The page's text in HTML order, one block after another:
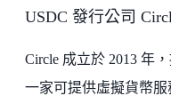
USDC 發行公司
Circle 成立於 2013 年
一家可提供虛擬貨幣